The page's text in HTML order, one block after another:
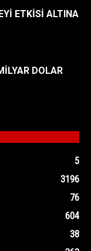
ETKİSİ ALTINA
DOLAR
5
3196
76
604
38